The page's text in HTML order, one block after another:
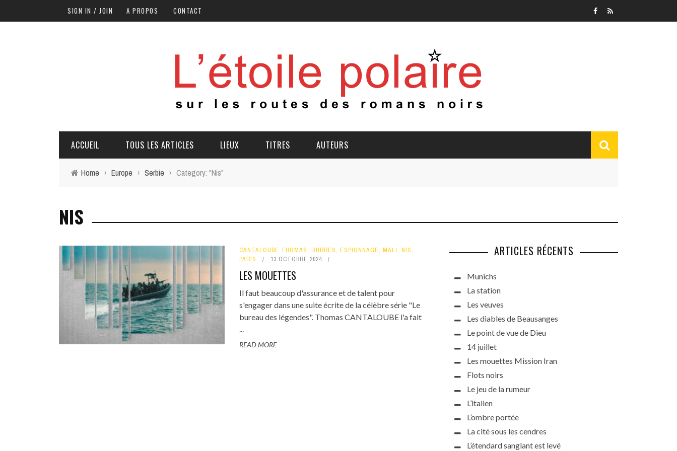
SIGN IN / JOIN A PROPOS CONTACT
ACCUEIL TOUS LES ARTICLES LIEUX TITRES AUTEURS
Home › Europe › Serbie › Category: "Nis"
NIS
CANTALOUBE THOMAS, DURRES, ESPIONNAGE, MALI, NIS,
PARIS
13 OCTOBRE 2024
LES MOUETTES
Il faut beaucoup d'assurance et de talent pour
s'engager dans une suite écrite de la célèbre série "Le
bureau des légendes". Thomas CANTALOUBE l'a fait
...
READ MORE
ARTICLES RÉCENTS
Munichs
La station
Les veuves
Les diables de Beausanges
Le point de vue de Dieu
14 juillet
Les mouettes Mission Iran
Flots noirs
Le jeu de la rumeur
L’italien
L’ombre portée
La cité sous les cendres
L’étendard sanglant est levé